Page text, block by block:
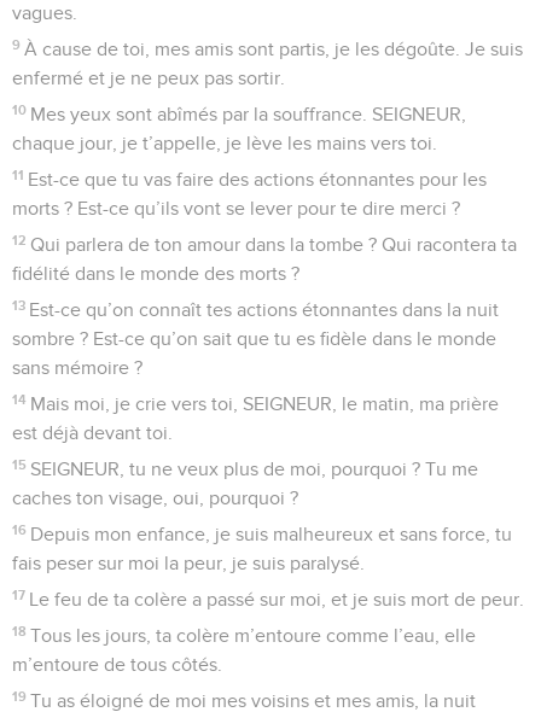
vagues.
9 À cause de toi, mes amis sont partis, je les dégoûte. Je suis
enfermé et je ne peux pas sortir.
10 Mes yeux sont abîmés par la souffrance. SEIGNEUR,
chaque jour, je t’appelle, je lève les mains vers toi.
11 Est-ce que tu vas faire des actions étonnantes pour les
morts ? Est-ce qu’ils vont se lever pour te dire merci ?
12 Qui parlera de ton amour dans la tombe ? Qui racontera ta
fidélité dans le monde des morts ?
13 Est-ce qu’on connaît tes actions étonnantes dans la nuit
sombre ? Est-ce qu’on sait que tu es fidèle dans le monde
sans mémoire ?
14 Mais moi, je crie vers toi, SEIGNEUR, le matin, ma prière
est déjà devant toi.
15 SEIGNEUR, tu ne veux plus de moi, pourquoi ? Tu me
caches ton visage, oui, pourquoi ?
16 Depuis mon enfance, je suis malheureux et sans force, tu
fais peser sur moi la peur, je suis paralysé.
17 Le feu de ta colère a passé sur moi, et je suis mort de peur.
18 Tous les jours, ta colère m’entoure comme l’eau, elle
m’entoure de tous côtés.
19 Tu as éloigné de moi mes voisins et mes amis, la nuit